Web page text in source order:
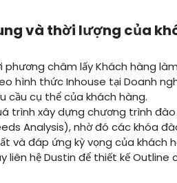
và thời lượng của
phương châm lấy Khách hàng
hình thức Inhouse tại Doanh
cầu cụ thể của khách hàng.
trình xây dựng chương trình
Analysis), nhờ đó các khóa
và đáp ứng kỳ vọng của khách
liên hệ Dustin để thiết kế